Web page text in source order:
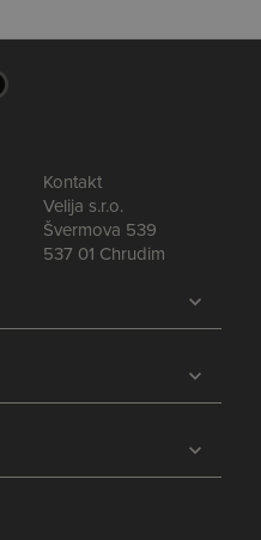
Kontakt
Velija s.r.o.
Švermova 539
537 01 Chrudim
expand_more
expand_more
expand_more